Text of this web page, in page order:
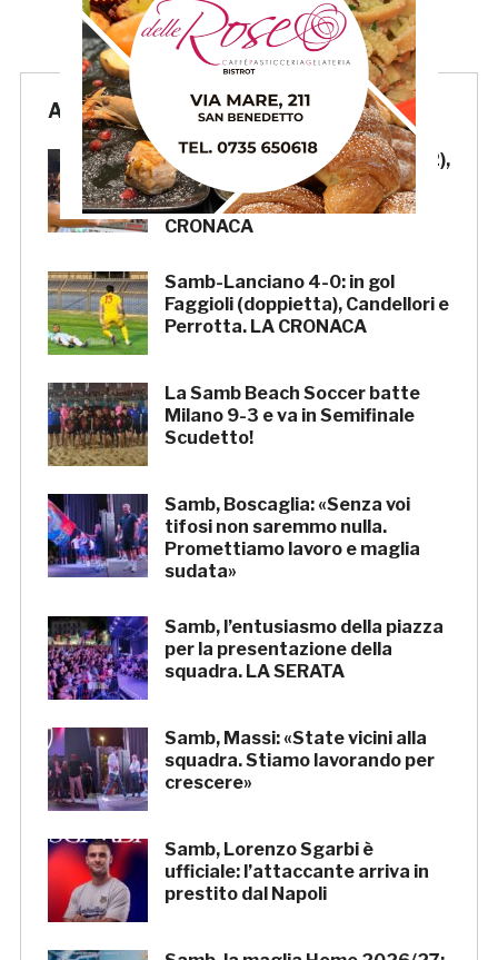
Articoli Recenti
Samb-Lanciano 4-0: Faggioli (2),
Candellori e Perrotta in gol
nell’ultima amichevole.
CRONACA
Samb-Lanciano 4-0: in gol
Faggioli (doppietta), Candellori e
Perrotta. LA CRONACA
La Samb Beach Soccer batte
Milano 9-3 e va in Semifinale
Scudetto!
Samb, Boscaglia: «Senza voi
tifosi non saremmo nulla.
Promettiamo lavoro e maglia
sudata»
Samb, l’entusiasmo della piazza
per la presentazione della
squadra. LA SERATA
Samb, Massi: «State vicini alla
squadra. Stiamo lavorando per
crescere»
Samb, Lorenzo Sgarbi è
ufficiale: l’attaccante arriva in
prestito dal Napoli